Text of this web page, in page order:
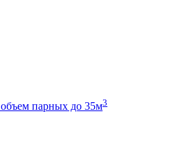
объем парных до 35м3